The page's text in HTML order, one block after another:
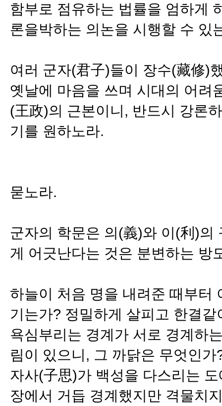
함부로 점유하는 법률을 엄하게
론을박하는 의논을 시행할 수 있
여러 군자(君子)들이 장수(藏修)
옛날에 마음을 쓰며 시대의 어려
(王政)의 근본이니, 반드시 강론
기를 원하노라.
묻노라.
군자의 학문은 의(義)와 이(利)
게 어긋난다는 것은 분변하는 방
하늘이 처음 명을 내려준 때부터
기는가? 정밀하게 살피고 한결
욕심부리는 경계가 서로 경계하
림이 있으니, 그 까닭은 무엇인
자사(子思)가 백성을 다스리는
장에서 거듭 경계했지만 격물치